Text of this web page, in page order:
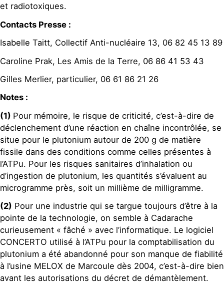
et radiotoxiques.
Contacts Presse :
Isabelle Taitt, Collectif Anti-nucléaire 13, 06 82 45 13 89
Caroline Prak, Les Amis de la Terre, 06 86 41 53 43
Gilles Merlier, particulier, 06 61 86 21 26
Notes :
(1) Pour mémoire, le risque de criticité, c’est-à-dire de
déclenchement d’une réaction en chaîne incontrôlée, se
situe pour le plutonium autour de 200 g de matière
fissile dans des conditions comme celles présentes à
l’ATPu. Pour les risques sanitaires d’inhalation ou
d’ingestion de plutonium, les quantités s’évaluent au
microgramme près, soit un millième de milligramme.
(2) Pour une industrie qui se targue toujours d’être à la
pointe de la technologie, on semble à Cadarache
curieusement « fâché » avec l’informatique. Le logiciel
CONCERTO utilisé à l’ATPu pour la comptabilisation du
plutonium a été abandonné pour son manque de fiabilité
à l’usine MELOX de Marcoule dès 2004, c’est-à-dire bien
avant les autorisations du décret de démantèlement.